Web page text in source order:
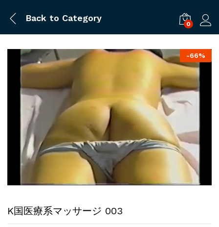
Back to Category
0
-66%
K国医療系マッサージ 003